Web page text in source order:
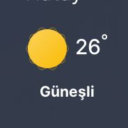
26°
Güneşli